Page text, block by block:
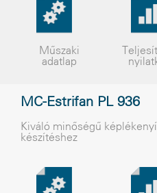
Műszaki
adatlap
MC-Estrifan PL 936
Kiváló minõségû
készítéshez